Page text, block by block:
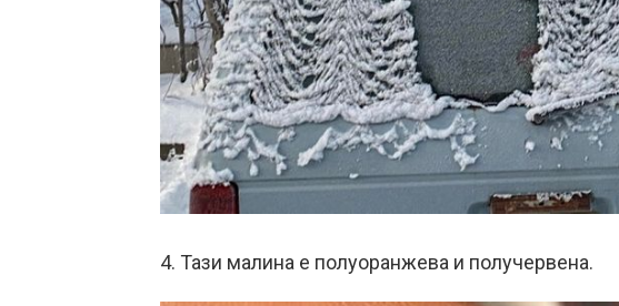
4. Тази малина е полуоранжева и получервена.